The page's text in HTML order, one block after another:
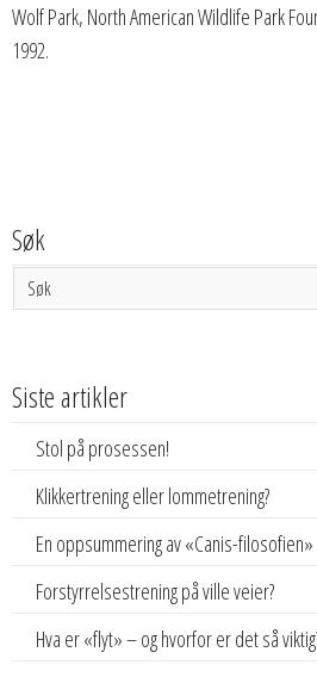
Wolf Park, North American Wildlife Park
1992.
Søk
Siste artikler
Stol på prosessen!
Klikkertrening eller lommetrening?
En oppsummering av «Canis-filosofien»
Forstyrrelsestrening på ville veier?
Hva er «flyt» – og hvorfor er det så